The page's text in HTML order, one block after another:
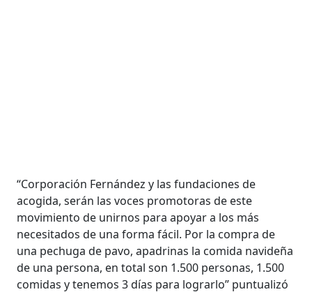
“Corporación Fernández y las fundaciones de
acogida, serán las voces promotoras de este
movimiento de unirnos para apoyar a los más
necesitados de una forma fácil. Por la compra de
una pechuga de pavo, apadrinas la comida navideña
de una persona, en total son 1.500 personas, 1.500
comidas y tenemos 3 días para lograrlo” puntualizó